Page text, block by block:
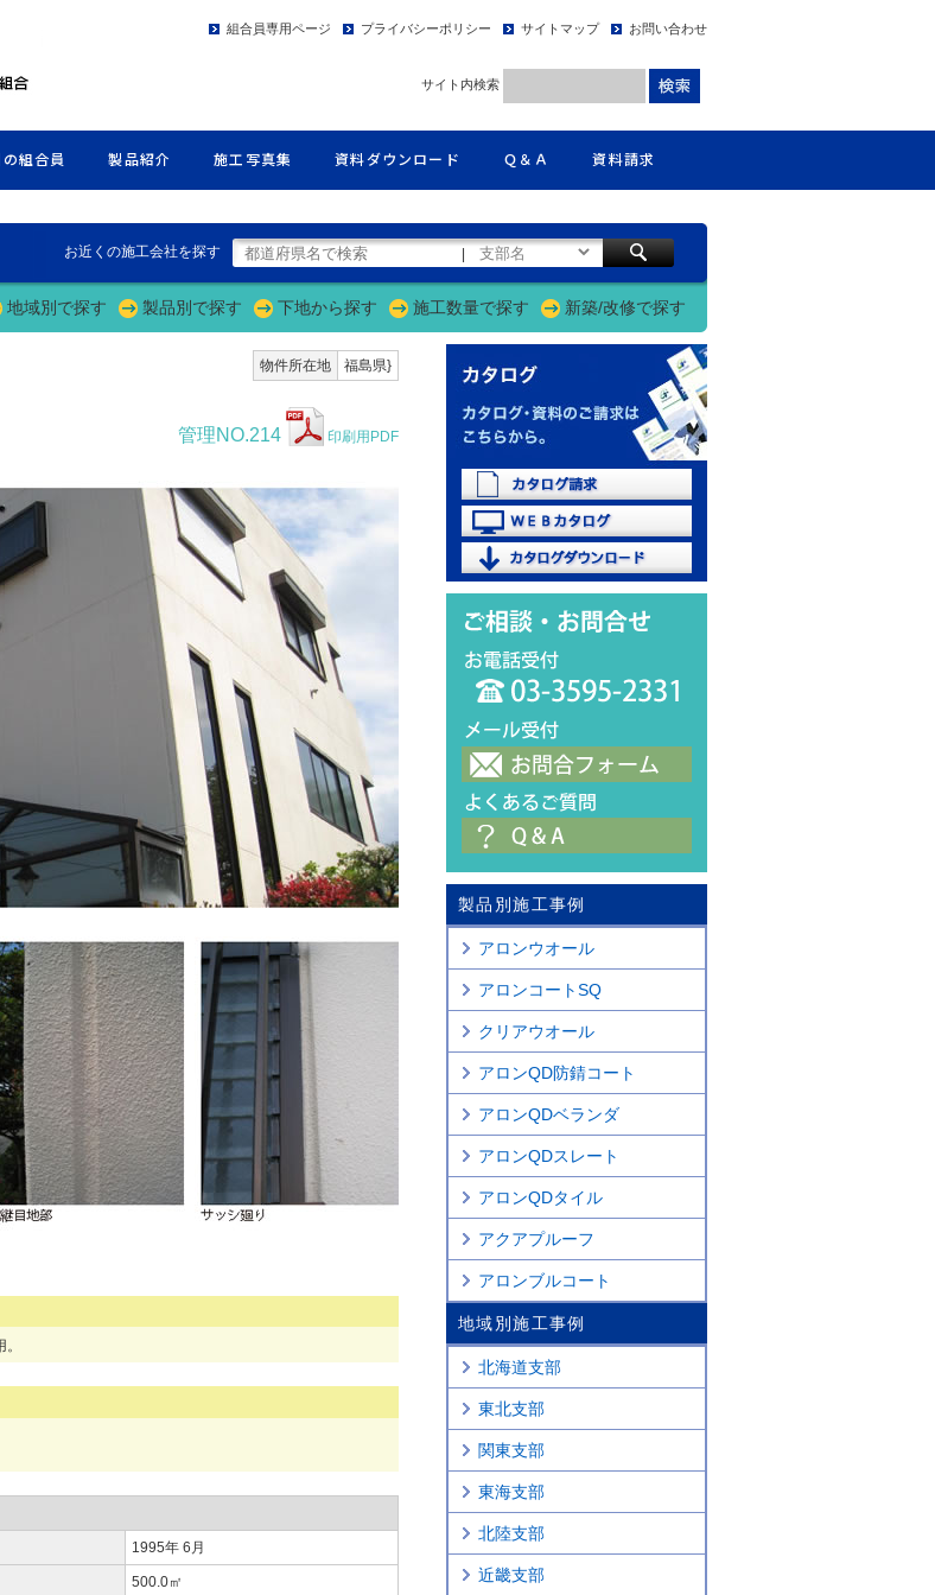
組合員専用ページ プライバシーポリシー サイトマップ お問い合わせ
サイト内検索
組合員 製品紹介 施工写真集 資料ダウンロード Ｑ＆Ａ 資料請求
お近くの施工会社を探す |
地域別で探す 製品別で探す 下地から探す 施工数量で探す 新築/改修で探す
物件所在地 福島県}
管理NO.214 印刷用PDF
1995年 6月
500.0㎡
製品別施工事例
アロンウオール
アロンコートSQ
クリアウオール
アロンQD防錆コート
アロンQDベランダ
アロンQDスレート
アロンQDタイル
アクアプルーフ
アロンブルコート
地域別施工事例
北海道支部
東北支部
関東支部
東海支部
北陸支部
近畿支部